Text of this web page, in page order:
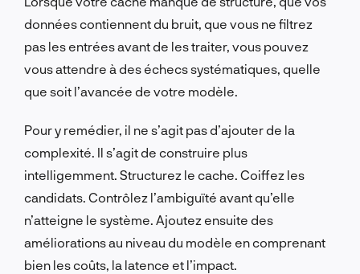
données contiennent du bruit, que vous ne filtrez
pas les entrées avant de les traiter, vous pouvez
vous attendre à des échecs systématiques, quelle
que soit l’avancée de votre modèle.
Pour y remédier, il ne s’agit pas d’ajouter de la
complexité. Il s’agit de construire plus
intelligemment. Structurez le cache. Coiffez les
candidats. Contrôlez l’ambiguïté avant qu’elle
n’atteigne le système. Ajoutez ensuite des
améliorations au niveau du modèle en comprenant
bien les coûts, la latence et l’impact.